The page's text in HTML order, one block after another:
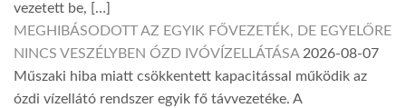
vezetett be, […]
MEGHIBÁSODOTT AZ EGYIK FŐVEZETÉK, DE EGYELŐRE
NINCS VESZÉLYBEN ÓZD IVÓVÍZELLÁTÁSA 2026-08-07
Műszaki hiba miatt csökkentett kapacitással működik az
ózdi vízellátó rendszer egyik fő távvezetéke. A